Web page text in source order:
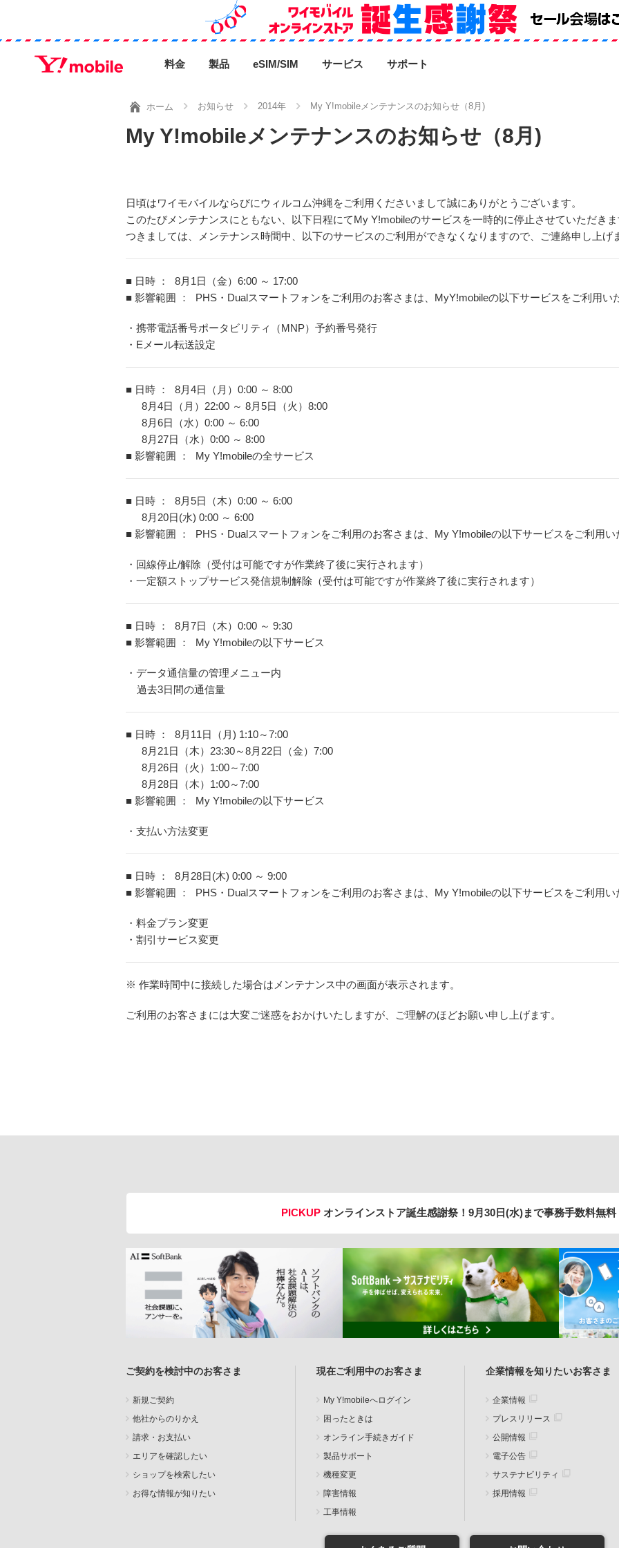
料金 製品 eSIM/SIM サービス サポート
ホーム お知らせ 2014年 My Y!mobileメンテナンスのお知らせ（8月)
My Y!mobileメンテナンスのお知らせ（8月)
日頃はワイモバイルならびにウィルコム沖縄をご利用くださいまして誠にありがとうございます。
このたびメンテナンスにともない、以下日程にてMy Y!mobileのサービスを一時的に停止させていただきま
つきましては、メンテナンス時間中、以下のサービスのご利用ができなくなりますので、ご連絡申し上げ
■ 日時 ：
8月1日（金）6:00 ～ 17:00
■ 影響範囲 ：
PHS・Dualスマートフォンをご利用のお客さまは、MyY!mobileの以下サービスをご利用い
・携帯電話番号ポータビリティ（MNP）予約番号発行
・Eメール転送設定
■ 日時 ：
8月4日（月）0:00 ～ 8:00
8月4日（月）22:00 ～ 8月5日（火）8:00
8月6日（水）0:00 ～ 6:00
8月27日（水）0:00 ～ 8:00
■ 影響範囲 ：
My Y!mobileの全サービス
■ 日時 ：
8月5日（木）0:00 ～ 6:00
8月20日(水) 0:00 ～ 6:00
■ 影響範囲 ：
PHS・Dualスマートフォンをご利用のお客さまは、My Y!mobileの以下サービスをご利用い
・回線停止/解除（受付は可能ですが作業終了後に実行されます）
・一定額ストップサービス発信規制解除（受付は可能ですが作業終了後に実行されます）
■ 日時 ：
8月7日（木）0:00 ～ 9:30
■ 影響範囲 ：
My Y!mobileの以下サービス
・データ通信量の管理メニュー内
過去3日間の通信量
■ 日時 ：
8月11日（月) 1:10～7:00
8月21日（木）23:30～8月22日（金）7:00
8月26日（火）1:00～7:00
8月28日（木）1:00～7:00
■ 影響範囲 ：
My Y!mobileの以下サービス
・支払い方法変更
■ 日時 ：
8月28日(木) 0:00 ～ 9:00
■ 影響範囲 ：
PHS・Dualスマートフォンをご利用のお客さまは、My Y!mobileの以下サービスをご利用い
・料金プラン変更
・割引サービス変更
※ 作業時間中に接続した場合はメンテナンス中の画面が表示されます。
ご利用のお客さまには大変ご迷惑をおかけいたしますが、ご理解のほどお願い申し上げます。
PICKUP オンラインストア誕生感謝祭！ 9月30日(水)まで事務手数料無料
ご契約を検討中のお客さま
新規ご契約
他社からのりかえ
請求・お支払い
エリアを確認したい
ショップを検索したい
お得な情報が知りたい
現在ご利用中のお客さま
My Y!mobileへログイン
困ったときは
オンライン手続きガイド
製品サポート
機種変更
障害情報
工事情報
企業情報を知りたいお客さま
企業情報
プレスリリース
公開情報
電子公告
サステナビリティ
採用情報